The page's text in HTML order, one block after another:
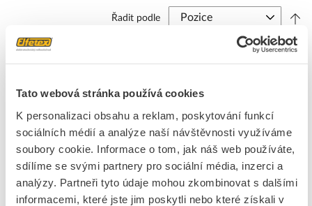
Tato webová stránka používá cookies
K personalizaci obsahu a reklam, poskytování funkcí
sociálních médií a analýze naší návštěvnosti využíváme
soubory cookie. Informace o tom, jak náš web používáte,
sdílíme se svými partnery pro sociální média, inzerci a
analýzy. Partneři tyto údaje mohou zkombinovat s dalšími
informacemi, které jste jim poskytli nebo které získali v
Řadit podle
DEN BRAVEN Páska 15x1mm lepící oboustranná
Kód ELFETEX
10.057.996
Kód výrobce
B5201RL
Značka
DEN BRAVEN